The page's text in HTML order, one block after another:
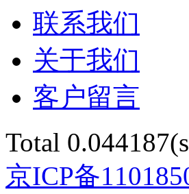
联系我们
关于我们
客户留言
Total
京ICP备